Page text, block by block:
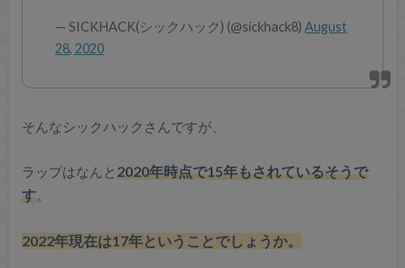
— SICKHACK(シックハック) (@sickhack8)August
28, 2020
そんなシックハックさんですが、
ラップはなんと2020年時点で15年もされているそうで
す。
2022年現在は17年ということでしょうか。